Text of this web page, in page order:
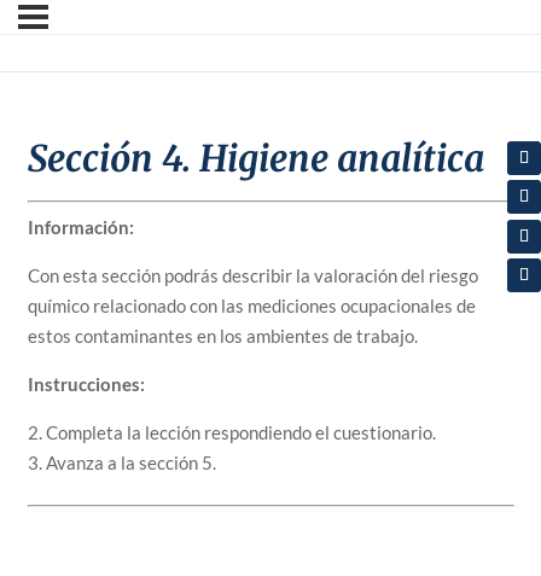
Sección 4. Higiene analítica
Información:
Con esta sección podrás describir la valoración del riesgo
químico relacionado con las mediciones ocupacionales de
estos contaminantes en los ambientes de trabajo.
Instrucciones:
2. Completa la lección respondiendo el cuestionario.
3. Avanza a la sección 5.